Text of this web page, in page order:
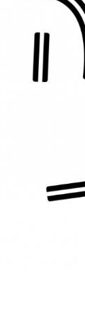
בבצלאל.